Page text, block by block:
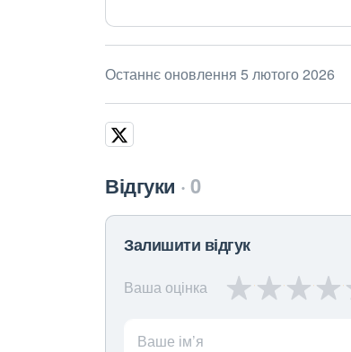
Останнє оновлення 5 лютого 2026
Відгуки 0
Залишити відгук
Ваша оцінка
Ваше ім’я